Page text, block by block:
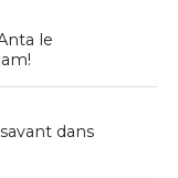
le
dans